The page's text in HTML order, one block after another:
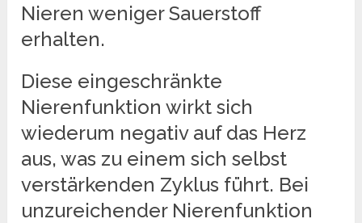
Nieren weniger Sauerstoff
erhalten.
Diese eingeschränkte
Nierenfunktion wirkt sich
wiederum negativ auf das Herz
aus, was zu einem sich selbst
verstärkenden Zyklus führt. Bei
unzureichender Nierenfunktion